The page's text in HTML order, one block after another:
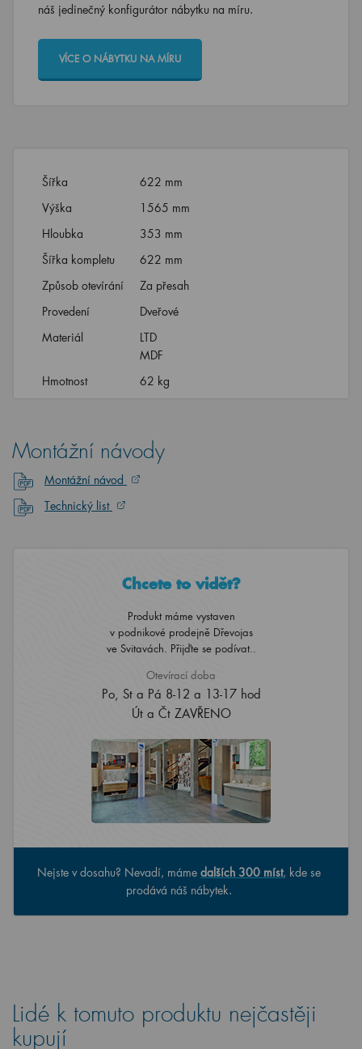
náš jedinečný konfigurátor nábytku na míru.
VÍCE O NÁBYTKU NA MÍRU
Šířka
622 mm
Výška
1565 mm
Hloubka
353 mm
Šířka kompletu
622 mm
Způsob otevírání
Za přesah
Provedení
Dveřové
Materiál
LTD
MDF
Hmotnost
62 kg
Montážní návody
Montážní návod
Technický list
Chcete to vidět?
Produkt máme vystaven
v podnikové prodejně Dřevojas
ve Svitavách. Přijďte se podívat..
Otevírací doba
Po, St a Pá 8-12 a 13-17 hod
Út a Čt ZAVŘENO
Nejste v dosahu? Nevadí, máme dalších 300 míst, kde se
prodává náš nábytek.
Lidé k tomuto produktu nejčastěji
kupují